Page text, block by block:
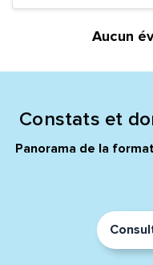
Aucun
Constats et
Panorama de la
Adresse e-mail*